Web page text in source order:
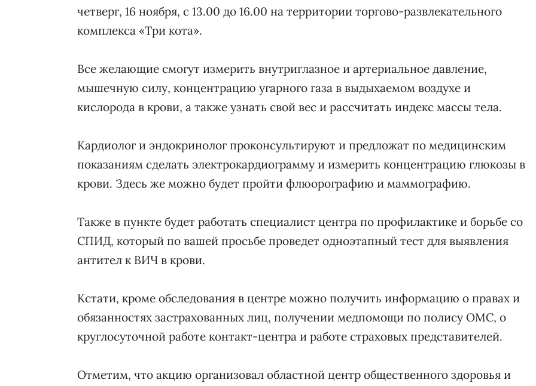
четверг, 16 ноября, с 13.00 до 16.00 на территории торгово-развлекательного
комплекса «Три кота».
Все желающие смогут измерить внутриглазное и артериальное давление,
мышечную силу, концентрацию угарного газа в выдыхаемом воздухе и
кислорода в крови, а также узнать свой вес и рассчитать индекс массы тела.
Кардиолог и эндокринолог проконсультируют и предложат по медицинским
показаниям сделать электрокардиограмму и измерить концентрацию глюкозы в
крови. Здесь же можно будет пройти флюорографию и маммографию.
Также в пункте будет работать специалист центра по профилактике и борьбе со
СПИД, который по вашей просьбе проведет одноэтапный тест для выявления
антител к ВИЧ в крови.
Кстати, кроме обследования в центре можно получить информацию о правах и
обязанностях застрахованных лиц, получении медпомощи по полису ОМС, о
круглосуточной работе контакт-центра и работе страховых представителей.
Отметим, что акцию организовал областной центр общественного здоровья и